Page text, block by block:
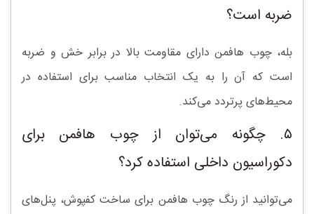
ضربه است؟
بله، چوب هافمن دارای مقاومت بالا در برابر خش و ضربه
است که آن را به یک انتخاب مناسب برای استفاده در
محیط‌های پرتردد می‌کند.
۵. چگونه می‌توان از چوب هافمن برای
دکوراسیون داخلی استفاده کرد؟
می‌توانید از رنگ چوب هافمن برای ساخت کفپوش، پنل‌های